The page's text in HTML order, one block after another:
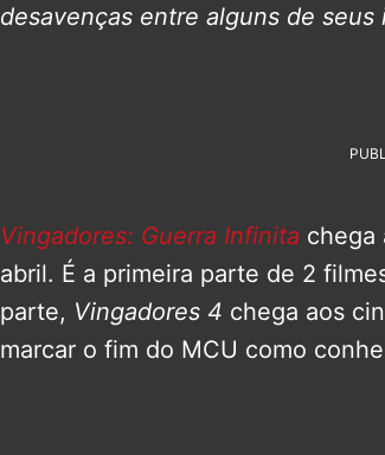
desavenças entre alguns de seus
Vingadores: Guerra Infinita chega
abril. É a primeira parte de 2
parte, Vingadores 4 chega aos
marcar o fim do MCU como